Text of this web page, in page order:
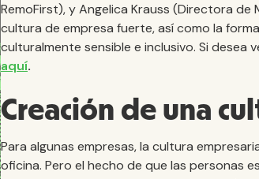
RemoFirst), y Angelica Krauss (Directora
cultura de empresa fuerte, así como la
culturalmente sensible e inclusivo. Si desea
aquí.
Creación de una
Para algunas empresas, la cultura
oficina. Pero el hecho de que las personas